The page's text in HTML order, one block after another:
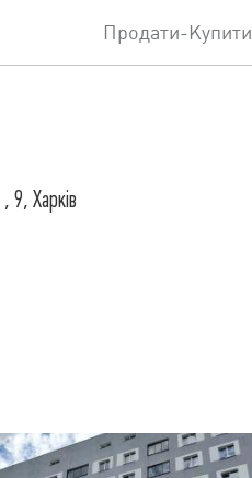
Продати-Купити
, 9, Харків